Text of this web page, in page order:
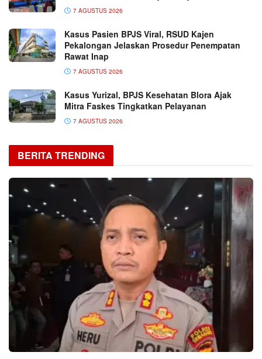
7 AGUSTUS 2026
Kasus Pasien BPJS Viral, RSUD Kajen
Pekalongan Jelaskan Prosedur Penempatan
Rawat Inap
7 AGUSTUS 2026
Kasus Yurizal, BPJS Kesehatan Blora Ajak
Mitra Faskes Tingkatkan Pelayanan
7 AGUSTUS 2026
BERITA TRENDING